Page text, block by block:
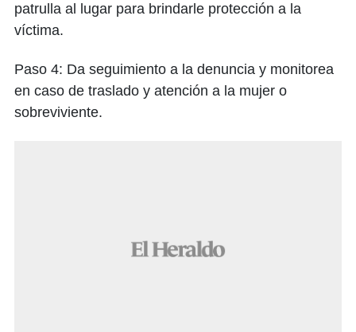
patrulla al lugar para brindarle protección a la
víctima.
Paso 4: Da seguimiento a la denuncia y monitorea
en caso de traslado y atención a la mujer o
sobreviviente.